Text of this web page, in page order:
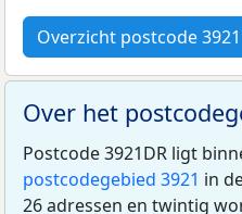
Overzicht postcode 3921
Over het
Postcode 3921DR ligt
postcodegebied 3921 in
26 adressen en twintig